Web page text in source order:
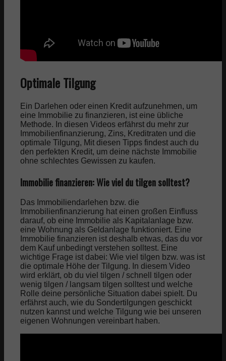
Optimale Tilgung
Ein Darlehen oder einen Kredit aufzunehmen, um
eine Immobilie zu finanzieren, ist eine übliche
Methode. In diesen Videos erfährst du mehr zur
Immobilienfinanzierung, Zins, Kreditraten und die
optimale Tilgung, Mit diesen Tipps findest auch du
den perfekten Kredit, um deine nächste Immobilie
ohne schlechtes Gewissen zu kaufen.
Immobilie finanzieren: Wie viel du tilgen solltest?
Das Immobiliendarlehen bzw. die
Immobilienfinanzierung hat einen großen Einfluss
darauf, ob eine Immobilie als Kapitalanlage bzw.
eine Wohnung als Geldanlage funktioniert. Eine
Immobilie finanzieren ist deshalb etwas, das du vor
dem Kauf unbedingt verstehen solltest. Eine
wichtige Frage ist dabei: Wie viel tilgen bzw. was ist
die optimale Höhe der Tilgung. In diesem Video
wird erklärt, ob du viel tilgen / schnell tilgen oder
wenig tilgen / langsam tilgen solltest und welche
Rolle deine persönliche Situation dabei spielt. Du
erfährst auch, wie du Sondertilgungen geschickt
nutzen kannst und welche Tilgung wie bei unseren
eigenen Wohnungen vereinbart haben.